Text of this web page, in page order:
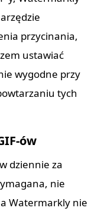
przycinania,
ustawiać
wygodne przy
tych
ów
dziennie za
nie
Watermarkly nie